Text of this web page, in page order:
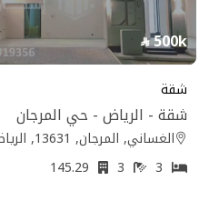
500k
شقة
شقة - الرياض - حي المرجان
الغساني, المرجان, 13631, الرياض